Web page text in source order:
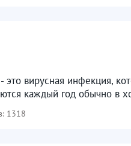
это вирусная инфекция,
каждый год обычно в
1318